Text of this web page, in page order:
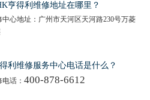
亨得利维修地址在哪里？
心地址：广州市天河区天河路230号万菱
利维修服务中心电话是什么？
话： 400-878-6612